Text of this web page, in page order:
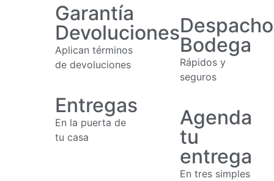
Garantía
Devoluciones
Aplican términos
de devoluciones
Bodega
Rápidos y
seguros
Entregas
En la puerta de
tu casa
Agenda
tu
entrega
En tres simples